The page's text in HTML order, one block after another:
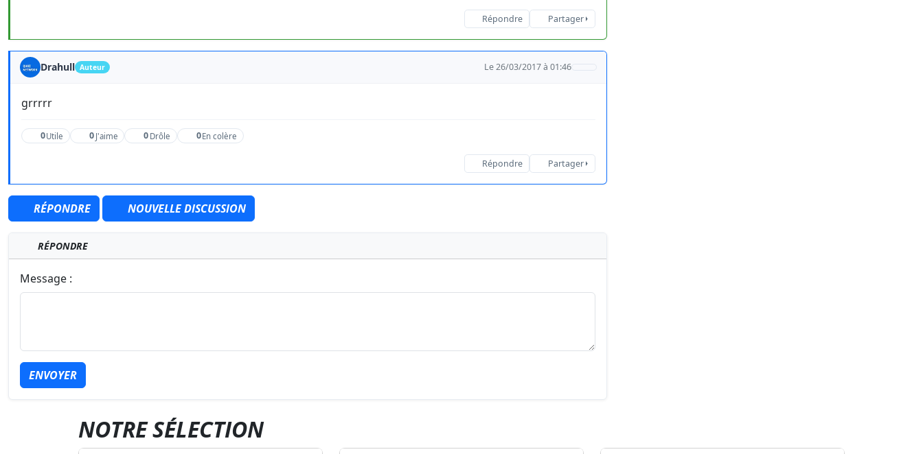
Répondre Partager
Drahull Auteur Le 26/03/2017 à 01:46
grrrrr
0Utile 0 J'aime 0 Drôle 0En colère
Répondre Partager
RÉPONDRE NOUVELLE DISCUSSION
RÉPONDRE
Message :
ENVOYER
NOTRE SÉLECTION